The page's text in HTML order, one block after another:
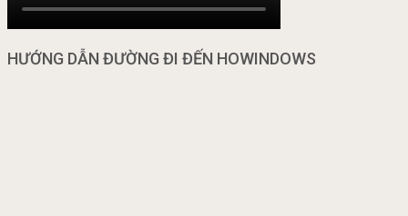
HƯỚNG DẪN ĐƯỜNG ĐI ĐẾN HOWINDOWS